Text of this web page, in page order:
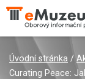
Úvodní stránka /
Curating Peace: